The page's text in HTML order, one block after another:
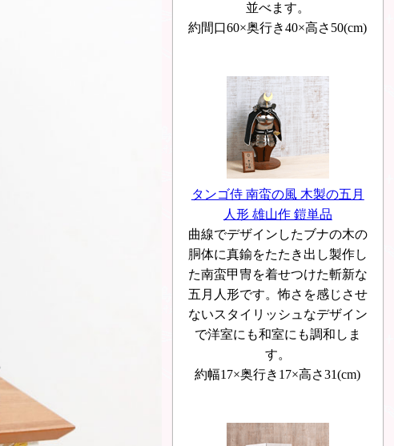
並べます。
約間口60×奥行き40×高さ50(cm)
タンゴ侍 南蛮の風 木製の五月
人形 雄山作 鎧単品
曲線でデザインしたブナの木の
胴体に真鍮をたたき出し製作し
た南蛮甲冑を着せつけた斬新な
五月人形です。怖さを感じさせ
ないスタイリッシュなデザイン
で洋室にも和室にも調和しま
す。
約幅17×奥行き17×高さ31(cm)